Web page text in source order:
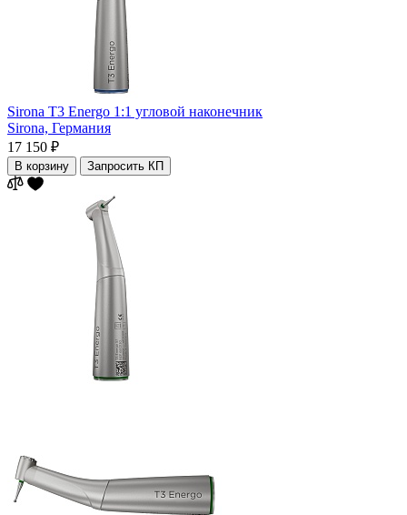
Sirona T3 Energo 1:1 угловой наконечник
Sirona, Германия
17 150 ₽
В корзину Запросить КП